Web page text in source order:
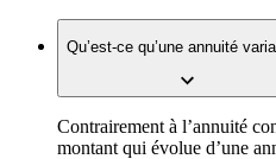
Qu’est-ce qu’une annuité
Contrairement à l’annuité
montant qui évolue d’une